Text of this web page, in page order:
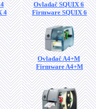
4
Ovladač SQUIX 6
Firmware SQUIX 6
Ovladač A4+M
Firmware A4+M